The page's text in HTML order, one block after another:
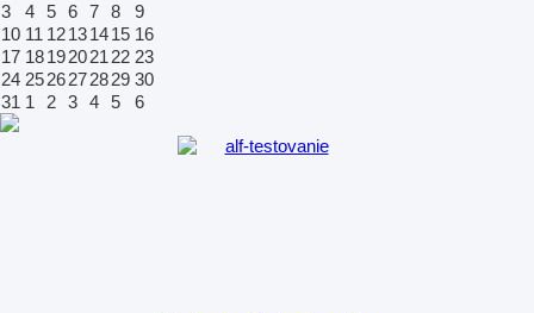
3
4 5 6 7 8
9
10 11 12131415 16
17 18192021 22 23
24 2526272829 30
31 1 2 3 4 5 6